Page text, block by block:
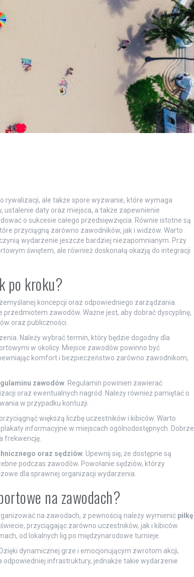
rywalizacji, ale także spore wyzwanie, które wymaga
ustalenie daty oraz miejsca, a także zapewnienie
o sukcesie całego przedsięwzięcia. Równie istotne są
przyciągną zarówno zawodników, jak i widzów. Warto
wydarzenie jeszcze bardziej niezapomnianym. Przy
świętem, ale również doskonałą okazją do integracji
po kroku?
koncepcji oraz odpowiedniego zarządzania.
przedmiotem zawodów. Ważne jest, aby dobrać dyscyplinę,
oraz publiczności.
Należy wybrać termin, który będzie dogodny dla
w okolicy. Miejsce zawodów powinno być
komfort i bezpieczeństwo zarówno zawodnikom,
zawodów. Regulamin powinien zawierać
oraz ewentualnych nagród. Należy również pamiętać o
w przypadku kontuzji.
większą liczbę uczestników i kibiców. Warto
informacyjne w miejscach ogólnodostępnych. Dobrze
frekwencję.
oraz sędziów. Upewnij się, że dostępne są
podczas zawodów. Powołanie sędziów, którzy
dla sprawnej organizacji wydarzenia.
na zawodach?
na zawodach, z pewnością należy wymienić piłkę
przyciągając zarówno uczestników, jak i kibiców.
od lokalnych lig po międzynarodowe turnieje.
dynamicznej grze i emocjonującym zwrotom akcji,
infrastruktury, jednakże takie wydarzenie